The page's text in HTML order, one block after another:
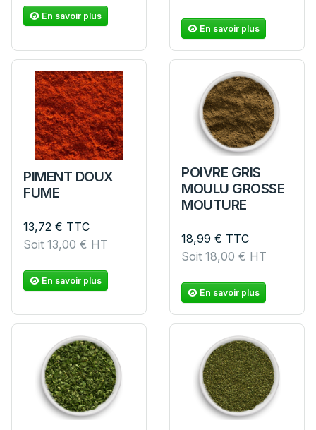
En savoir plus
En savoir plus
PIMENT DOUX
FUME
13,72 € TTC
Soit 13,00 € HT
En savoir plus
POIVRE GRIS
MOULU GROSSE
MOUTURE
18,99 € TTC
Soit 18,00 € HT
En savoir plus